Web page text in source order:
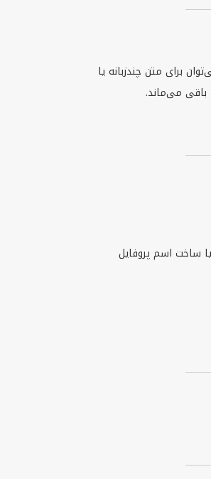
را می‌توان برای متن چندزبانه یا
می‌ماند.
هماهنگ یا ساخت اسم پروفایل